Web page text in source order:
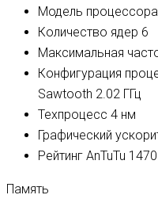
Модель процессора
Количество ядер 6
Максимальная
Конфигурация
Sawtooth 2.02 ГГц
Техпроцесс 4 нм
Графический
Рейтинг AnTuTu
Память